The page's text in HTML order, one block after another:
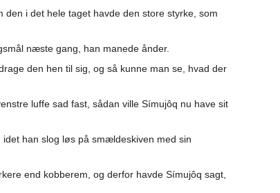
i det hele taget havde den store styrke, som
næste gang, han manede ånder.
den hen til sig, og så kunne man se, hvad der
luffe sad fast, sådan ville Símujôq nu have sit
han slog løs på smældeskiven med sin
end kobberem, og derfor havde Símujôq sagt,